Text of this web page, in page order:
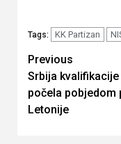
Tags: KK Partizan
Continue
Reading
Previous
Srbija kvalifikacije
počela pobjedom
Letonije